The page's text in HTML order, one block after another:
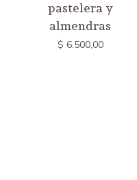
pastelera y
almendras
$ 6.500,00